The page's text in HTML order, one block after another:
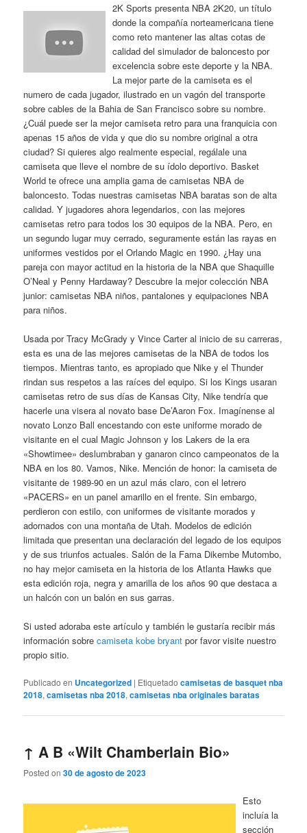
2K Sports presenta NBA 2K20, un título
donde la compañía norteamericana tiene
como reto mantener las altas cotas de
calidad del simulador de baloncesto por
excelencia sobre este deporte y la NBA.
La mejor parte de la camiseta es el
numero de cada jugador, ilustrado en un vagón del transporte
sobre cables de la Bahia de San Francisco sobre su nombre.
¿Cuál puede ser la mejor camiseta retro para una franquicia con
apenas 15 años de vida y que dio su nombre original a otra
ciudad? Si quieres algo realmente especial, regálale una
camiseta que lleve el nombre de su ídolo deportivo. Basket
World te ofrece una amplia gama de camisetas NBA de
baloncesto. Todas nuestras camisetas NBA baratas son de alta
calidad. Y jugadores ahora legendarios, con las mejores
camisetas retro para todos los 30 equipos de la NBA. Pero, en
un segundo lugar muy cerrado, seguramente están las rayas en
uniformes vestidos por el Orlando Magic en 1990. ¿Hay una
pareja con mayor actitud en la historia de la NBA que Shaquille
O’Neal y Penny Hardaway? Descubre la mejor colección NBA
junior: camisetas NBA niños, pantalones y equipaciones NBA
para niños.
Usada por Tracy McGrady y Vince Carter al inicio de su carreras,
esta es una de las mejores camisetas de la NBA de todos los
tiempos. Mientras tanto, es apropiado que Nike y el Thunder
rindan sus respetos a las raíces del equipo. Si los Kings usaran
camisetas retro de sus días de Kansas City, Nike tendría que
hacerle una visera al novato base De’Aaron Fox. Imagínense al
novato Lonzo Ball encestando con este uniforme morado de
visitante en el cual Magic Johnson y los Lakers de la era
«Showtimee» deslumbraban y ganaron cinco campeonatos de la
NBA en los 80. Vamos, Nike. Mención de honor: la camiseta de
visitante de 1989-90 en un azul más claro, con el letrero
«PACERS» en un panel amarillo en el frente. Sin embargo,
perdieron con estilo, con uniformes de visitante morados y
adornados con una montaña de Utah. Modelos de edición
limitada que presentan una declaración del legado de los equipos
y de sus triunfos actuales. Salón de la Fama Dikembe Mutombo,
no hay mejor camiseta en la historia de los Atlanta Hawks que
esta edición roja, negra y amarilla de los años 90 que destaca a
un halcón con un balón en sus garras.
Si usted adoraba este artículo y también le gustaría recibir más
información sobrecamiseta kobe bryant por favor visite nuestro
propio sitio.
Publicado en Uncategorized | Etiquetado camisetas de basquet nba
2018,camisetas nba 2018,camisetas nba originales baratas
↑ A B «Wilt Chamberlain Bio»
Posted on30 de agosto de 2023
Esto
incluía la
sección